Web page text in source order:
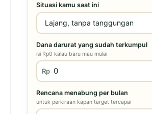
Situasi kamu saat ini
Dana darurat yang sudah terkumpul
isi Rp0 kalau baru mau mulai
Rp
Rencana menabung per bulan
untuk perkiraan kapan target tercapai